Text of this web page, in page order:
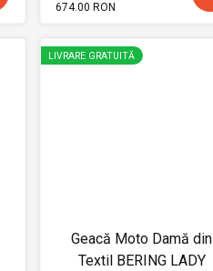
674.00 RON
LIVRARE GRATUITĂ
Geacă Moto Damă din
Textil BERING LADY